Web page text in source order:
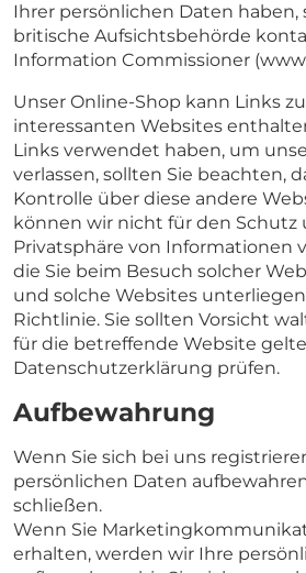
Ihrer persönlichen Daten haben,
britische Aufsichtsbehörde
Information Commissioner
Unser Online-Shop kann Links
interessanten Websites
Links verwendet haben, um
verlassen, sollten Sie beachten,
Kontrolle über diese andere
können wir nicht für den Schutz
Privatsphäre von Informationen
die Sie beim Besuch solcher
und solche Websites
Richtlinie. Sie sollten Vorsicht
für die betreffende Website
Datenschutzerklärung prüfen.
Aufbewahrung
Wenn Sie sich bei uns
persönlichen Daten
schließen.
Wenn Sie
erhalten, werden wir Ihre